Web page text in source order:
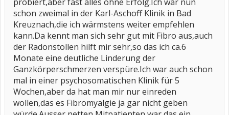
schon zweimal in der Karl-Aschoff Klinik in Bad
Kreuznach,die ich wärmstens weiter empfehlen
kann.Da kennt man sich sehr gut mit Fibro aus,auch
der Radonstollen hilft mir sehr,so das ich ca.6
Monate eine deutliche Linderung der
Ganzkörperschmerzen verspüre.Ich war auch schon
mal in einer psychosomatischen Klinik für 5
Wochen,aber da hat man mir nur einreden
wollen,das es Fibromyalgie ja gar nicht geben